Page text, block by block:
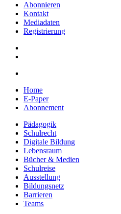
Abonnieren
Kontakt
Mediadaten
Registrierung
Home
E-Paper
Abonnement
Pädagogik
Schulrecht
Digitale Bildung
Lebensraum
Bücher & Medien
Schulreise
Ausstellung
Bildungsnetz
Barrieren
Teams